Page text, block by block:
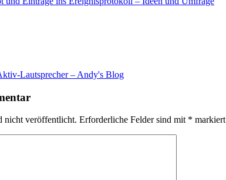
Lautsprecher – Andy's Blog
nicht veröffentlicht. Erforderliche Felder sind mit * markiert